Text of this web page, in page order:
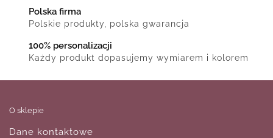
Polska firma
Polskie produkty, polska gwarancja
100% personalizacji
Każdy produkt dopasujemy wymiarem i kolorem
O sklepie
Dane kontaktowe